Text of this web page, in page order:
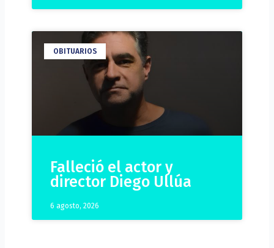
OBITUARIOS
Falleció el actor y
director Diego Ullúa
6 agosto, 2026